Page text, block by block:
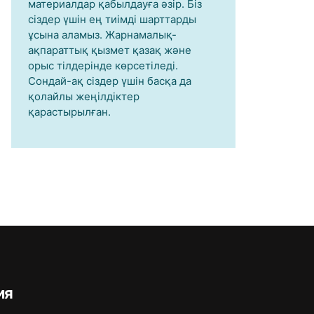
материалдар қабылдауға әзір. Біз
сіздер үшін ең тиімді шарттарды
ұсына аламыз. Жарнамалық-
ақпараттық қызмет қазақ және
орыс тілдерінде көрсетіледі.
Сондай-ақ сіздер үшін басқа да
қолайлы жеңілдіктер
қарастырылған.